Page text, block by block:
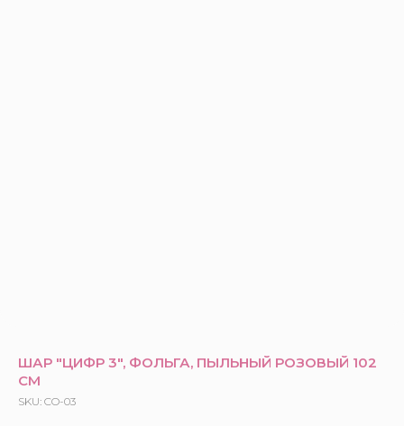
ШАР "ЦИФР 3", ФОЛЬГА, ПЫЛЬНЫЙ РОЗОВЫЙ 102
СМ
SKU: CO-03